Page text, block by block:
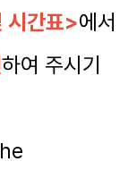
간표>에서
하여 주시기